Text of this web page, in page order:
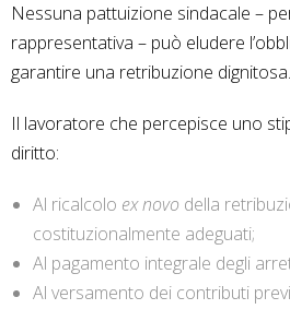
Nessuna pattuizione sindacale –
rappresentativa – può eludere
garantire una retribuzione dignitosa.
Il lavoratore che percepisce uno
diritto:
Al ricalcolo ex novo della
costituzionalmente adeguati;
Al pagamento integrale degli
Al versamento dei contributi